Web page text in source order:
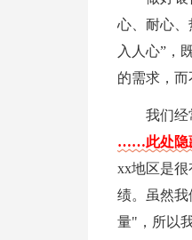
心、耐心、
入人心”，
的需求，而
我们经
……此处隐
xx地区是
绩。虽然
量"，所以